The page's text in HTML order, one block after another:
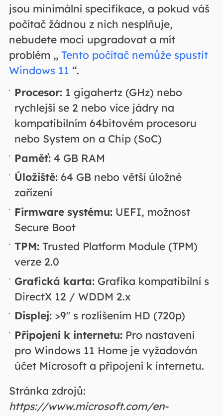
jsou minimální specifikace, a pokud váš
počítač žádnou z nich nesplňuje,
nebudete moci upgradovat a mít
problém „ Tento počítač nemůže spustit
Windows 11 “.
Procesor: 1 gigahertz (GHz) nebo
rychlejší se 2 nebo více jádry na
kompatibilním 64bitovém procesoru
nebo System on a Chip (SoC)
Paměť: 4 GB RAM
Úložiště: 64 GB nebo větší úložné
zařízení
Firmware systému: UEFI, možnost
Secure Boot
TPM: Trusted Platform Module (TPM)
verze 2.0
Grafická karta: Grafika kompatibilní s
DirectX 12 / WDDM 2.x
Displej: >9'' s rozlišením HD (720p)
Připojení k internetu: Pro nastavení
pro Windows 11 Home je vyžadován
účet Microsoft a připojení k internetu.
Stránka zdrojů:
https://www.microsoft.com/en-